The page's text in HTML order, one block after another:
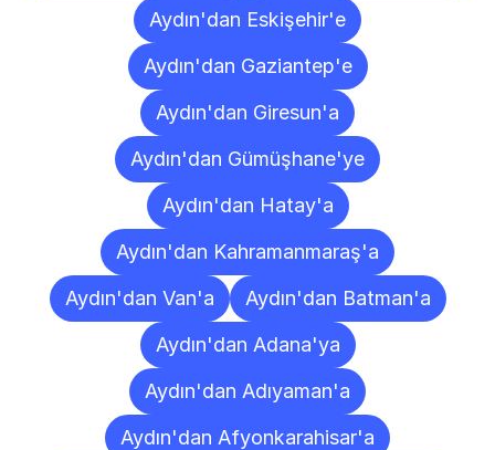
Aydın'dan Eskişehir'e
Aydın'dan Gaziantep'e
Aydın'dan Giresun'a
Aydın'dan Gümüşhane'ye
Aydın'dan Hatay'a
Aydın'dan Kahramanmaraş'a
Aydın'dan Van'a
Aydın'dan Batman'a
Aydın'dan Adana'ya
Aydın'dan Adıyaman'a
Aydın'dan Afyonkarahisar'a